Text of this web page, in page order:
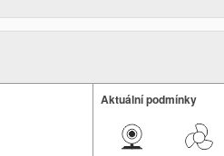
Aktuální podmínky